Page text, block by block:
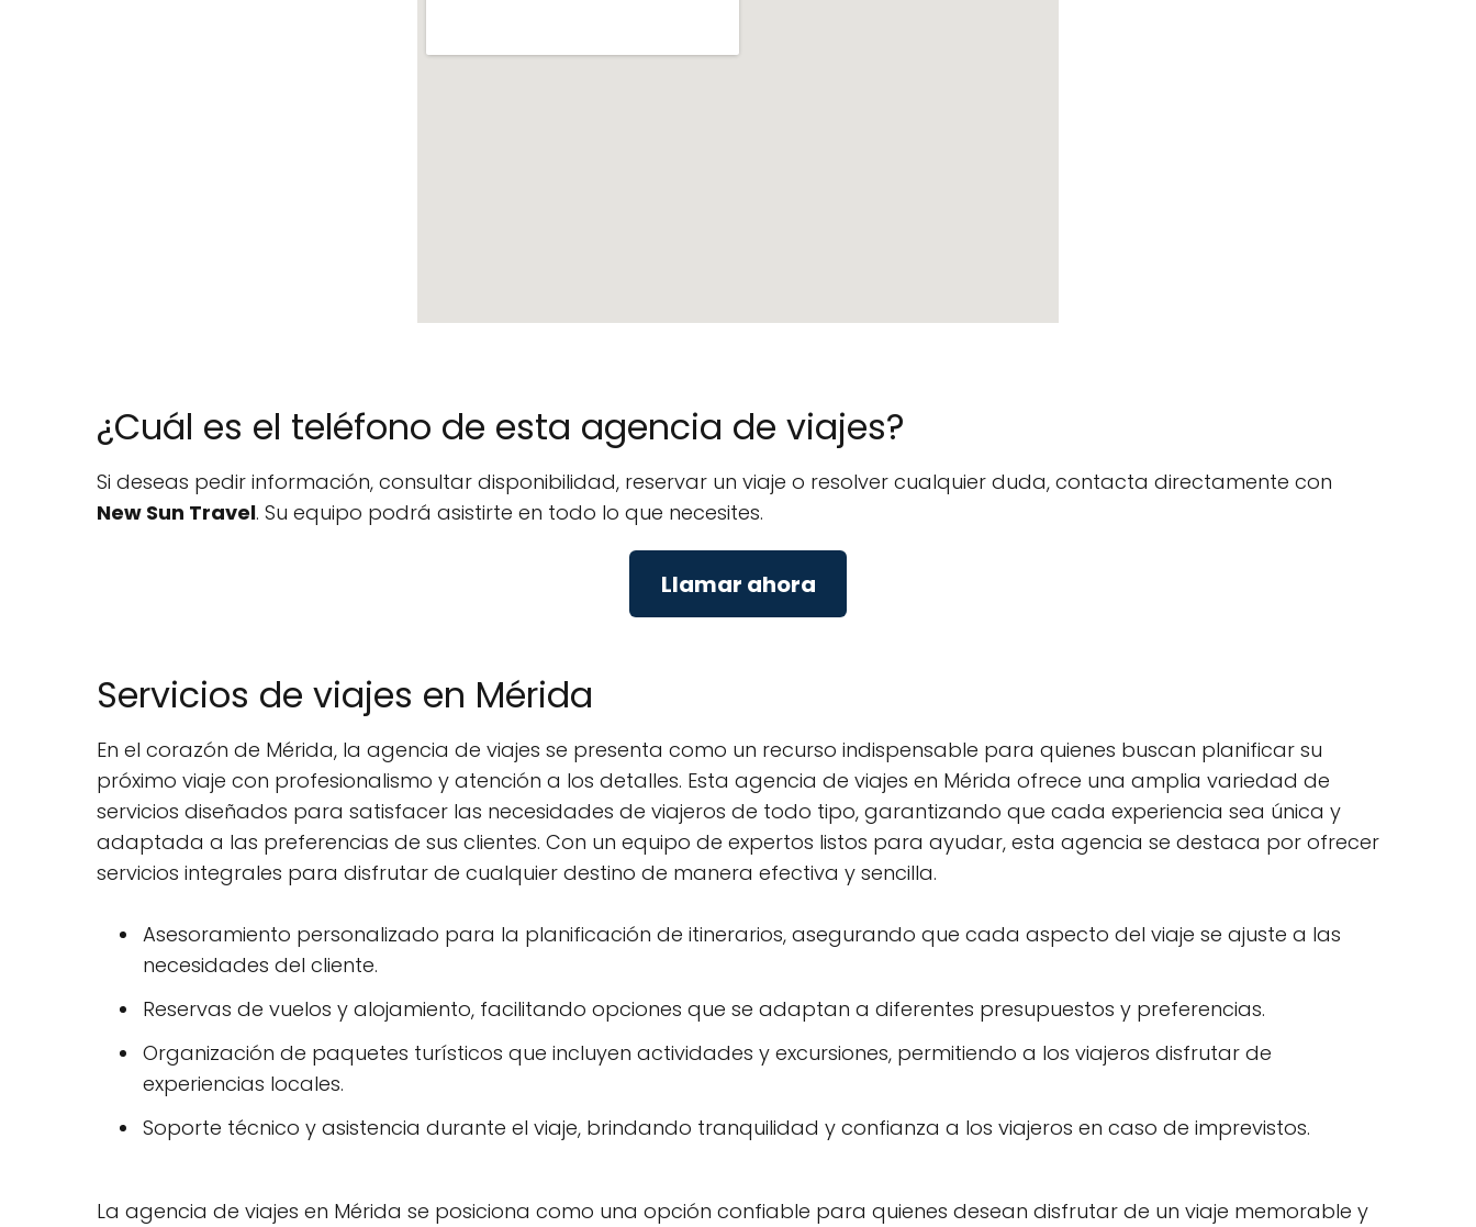
¿Cuál es el teléfono de esta agencia de viajes?
Si deseas pedir información, consultar disponibilidad, reservar un viaje o resolver cualquier duda, contacta directamente con
New Sun Travel. Su equipo podrá asistirte en todo lo que necesites.
Llamar ahora
Servicios de viajes en Mérida
En el corazón de Mérida, la agencia de viajes se presenta como un recurso indispensable para quienes buscan planificar su
próximo viaje con profesionalismo y atención a los detalles. Esta agencia de viajes en Mérida ofrece una amplia variedad de
servicios diseñados para satisfacer las necesidades de viajeros de todo tipo, garantizando que cada experiencia sea única y
adaptada a las preferencias de sus clientes. Con un equipo de expertos listos para ayudar, esta agencia se destaca por ofrecer
servicios integrales para disfrutar de cualquier destino de manera efectiva y sencilla.
Asesoramiento personalizado para la planificación de itinerarios, asegurando que cada aspecto del viaje se ajuste a las
necesidades del cliente.
Reservas de vuelos y alojamiento, facilitando opciones que se adaptan a diferentes presupuestos y preferencias.
Organización de paquetes turísticos que incluyen actividades y excursiones, permitiendo a los viajeros disfrutar de
experiencias locales.
Soporte técnico y asistencia durante el viaje, brindando tranquilidad y confianza a los viajeros en caso de imprevistos.
La agencia de viajes en Mérida se posiciona como una opción confiable para quienes desean disfrutar de un viaje memorable y